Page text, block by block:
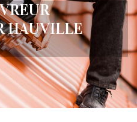
HAUVILLE